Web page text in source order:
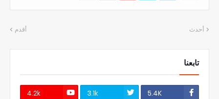
أحدث أقدم
تابعنا
5.4K
3.1k
4.2k